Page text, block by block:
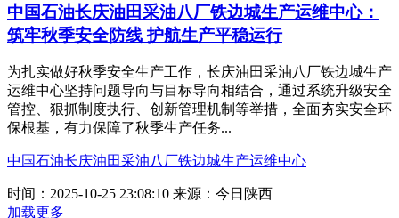
中国石油长庆油田采油八厂铁边城生产运维中心：
筑牢秋季安全防线 护航生产平稳运行
为扎实做好秋季安全生产工作，长庆油田采油八厂铁边城生产
运维中心坚持问题导向与目标导向相结合，通过系统升级安全
管控、狠抓制度执行、创新管理机制等举措，全面夯实安全环
保根基，有力保障了秋季生产任务...
中国石油长庆油田采油八厂铁边城生产运维中心
时间：2025-10-25 23:08:10 来源：今日陕西
加载更多